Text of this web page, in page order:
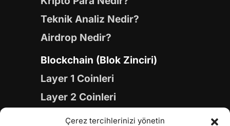
Çerez tercihlerinizi yönetin
Teknik Analiz Nedir?
Airdrop Nedir?
Blockchain (Blok Zinciri)
Layer 1 Coinleri
Layer 2 Coinleri
Yapay Zeka (AI) Coinleri